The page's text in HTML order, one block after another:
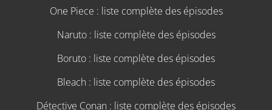
One Piece : liste complète des épisodes
Naruto : liste complète des épisodes
Boruto : liste complète des épisodes
Bleach : liste complète des épisodes
Détective Conan : liste complète des épisodes